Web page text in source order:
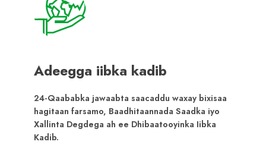
Adeegga iibka kadib
24-Qaababka jawaabta saacaddu waxay bixisaa
hagitaan farsamo, Baadhitaannada Saadka iyo
Xallinta Degdega ah ee Dhibaatooyinka Iibka
Kadib.